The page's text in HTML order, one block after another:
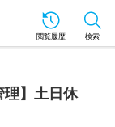
閲覧履歴 検索
理】土日休